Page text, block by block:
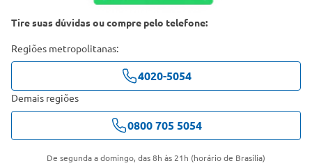
Tire suas dúvidas ou compre pelo telefone:
Regiões metropolitanas:
4020-5054
Demais regiões
0800 705 5054
De segunda a domingo, das 8h às 21h (horário de Brasília)